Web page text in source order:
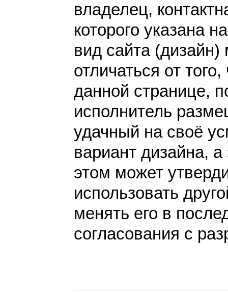
владелец,
которого указана
вид сайта (дизайн)
отличаться от
данной странице,
исполнитель
удачный на своё
вариант дизайна, а
этом может
использовать
менять его в
согласования с